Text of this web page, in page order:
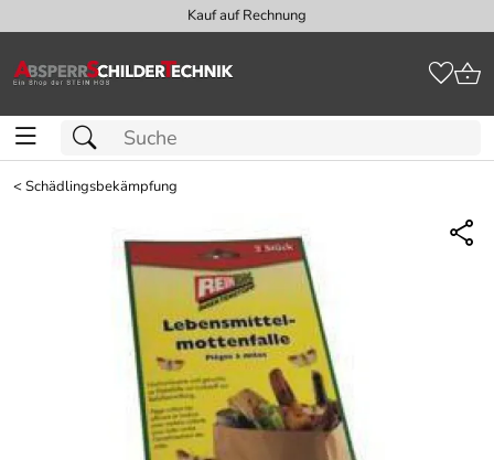
Kauf auf Rechnung
<Schädlingsbekämpfung